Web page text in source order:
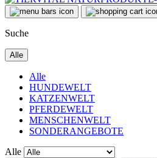
Suche
Alle
Alle
HUNDEWELT
KATZENWELT
PFERDEWELT
MENSCHENWELT
SONDERANGEBOTE
Alle